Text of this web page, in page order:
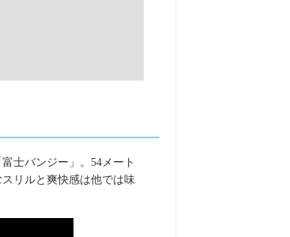
士バンジー」。54メート
リルと爽快感は他では味